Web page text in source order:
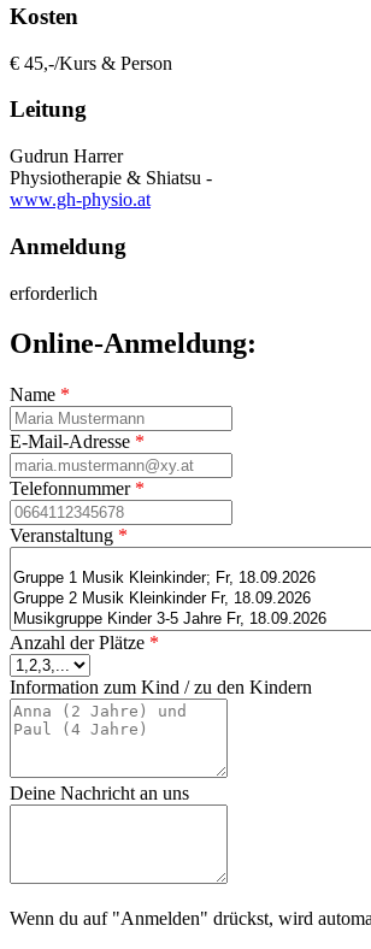
Kosten
€ 45,-/Kurs & Person
Leitung
Gudrun Harrer
Physiotherapie & Shiatsu -
www.gh-physio.at
Anmeldung
erforderlich
Online-Anmeldung:
Name *
E-Mail-Adresse *
Telefonnummer *
Veranstaltung *
Anzahl der Plätze *
Information zum Kind / zu den Kindern
Deine Nachricht an uns
Wenn du auf "Anmelden" drückst, wird